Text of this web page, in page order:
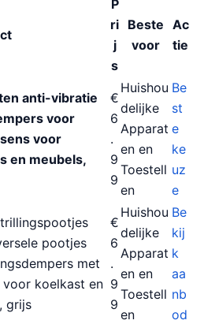
P
ri
j
s
Beste
voor
Ac
tie
anti-vibratie
voor
voor
en meubels,
€
6
.
9
9
Huishou
delijke
Apparat
en en
Toestell
en
Be
st
e
ke
uz
e
pootjes
met
voor koelkast en
grijs
€
6
.
9
9
Huishou
delijke
Apparat
en en
Toestell
en
Be
kij
k
aa
nb
od